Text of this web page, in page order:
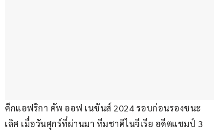
ศึกแอฟริกา คัพ ออฟ เนชันส์ 2024 รอบก่อนรองชนะ
เลิศ เมื่อวันศุกร์ที่ผ่านมา ทีมชาติไนจีเรีย อดีตแชมป์ 3